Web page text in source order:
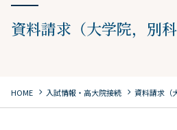
資料請求（大学院，別科
HOME chevron_right ⼊試情報・高大院接続 chevron_right 資料請求（